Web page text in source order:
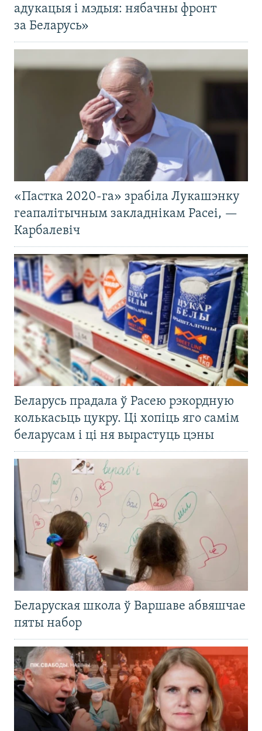
адукацыя і мэдыя: нябачны фронт
за Беларусь»
«Пастка 2020-га» зрабіла Лукашэнку
геапалітычным закладнікам Расеі, —
Карбалевіч
Беларусь прадала ў Расею рэкордную
колькасьць цукру. Ці хопіць яго самім
беларусам і ці ня вырастуць цэны
Беларуская школа ў Варшаве абвяшчае
пяты набор